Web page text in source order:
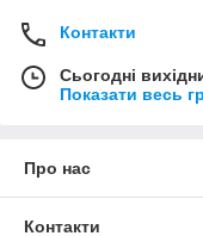
Контакти
Сьогодні
Показати весь
Про нас
Контакти